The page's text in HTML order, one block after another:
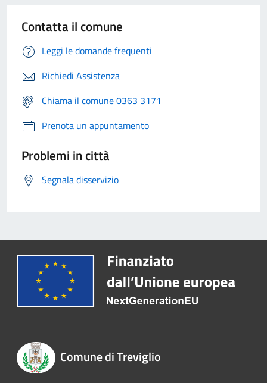
Contatta il comune
Leggi le domande frequenti
Richiedi Assistenza
Chiama il comune 0363 3171
Prenota un appuntamento
Problemi in città
Segnala disservizio
Comune di Treviglio